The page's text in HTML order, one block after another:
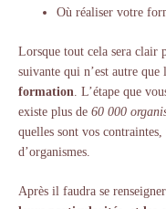
Où réaliser votre
Lorsque tout cela sera clair
suivante qui n’est autre que
formation . L’étape que
existe plus de 60 000
quelles sont vos
d’organismes.
Après il faudra se